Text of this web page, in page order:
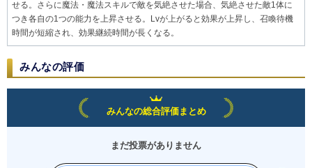
せる。さらに魔法・魔法スキルで敵を気絶させた場合、気絶させた敵1体に
つき各自の1つの能力を上昇させる。Lvが上がると効果が上昇し、召喚待機
時間が短縮され、効果継続時間が長くなる。
みんなの評価
みんなの総合評価まとめ
まだ投票がありません